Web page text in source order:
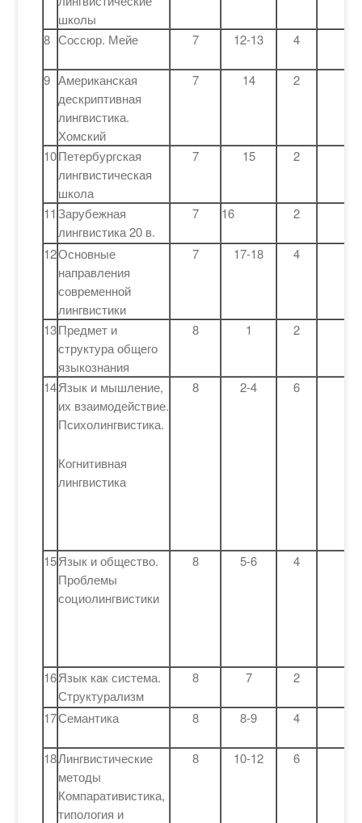
школы
8 Соссюр. Мейе 7 12-13 4
9 Американская
дескриптивная
лингвистика.
Хомский
7 14 2
10Петербургская
лингвистическая
школа
7 15 2
11 Зарубежная
лингвистика 20 в.
7 16 2
12Основные
направления
современной
лингвистики
7 17-18 4
13Предмет и
структура общего
языкознания
8 1 2
14Язык и мышление,
их взаимодействие.
Психолингвистика.
Когнитивная
лингвистика
8 2-4 6
15Язык и общество.
Проблемы
социолингвистики
8 5-6 4
16Язык как система.
Структурализм
8 7 2
17Семантика 8 8-9 4
18Лингвистические
методы
Компаративистика,
типология и
8 10-12 6